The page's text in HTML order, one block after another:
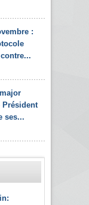
:
Président
ses...